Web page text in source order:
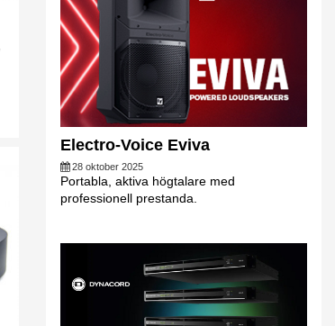
Electro-Voice Eviva
28 oktober 2025
Portabla, aktiva högtalare med
professionell prestanda.